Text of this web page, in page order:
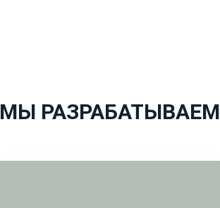
МЫ РАЗРАБАТЫВАЕМ